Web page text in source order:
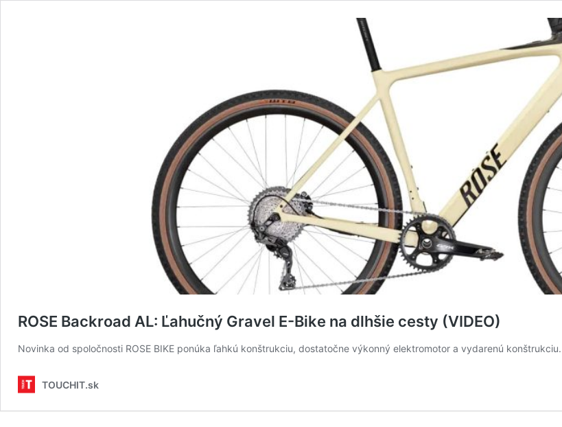
ROSE Backroad AL: Ľahučný Gravel E-Bike na dlhšie cesty (VIDEO)
Novinka od spoločnosti ROSE BIKE ponúka ľahkú konštrukciu, dostatočne výkonný elektromotor a vydarenú konštrukciu.
TOUCHIT.sk